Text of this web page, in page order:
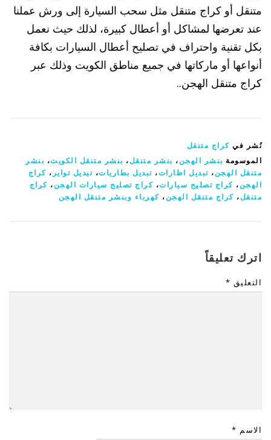
متنقل أو كراج متنقل مثل سحب السيارة إلى ورش عملنا
عند تعرضها لمشاكل أو أعطال كبيرة، لذلك حيث نعمل
بكل تقنية واحتراف في تصليح أعطال السيارات بكافة
أنواعها أو ماركاتها في جميع مناطق الكويت وذلك عبر
كراج متنقل الهجن..
نُشر في كراج متنقل
الموسومة بنشر الهجن، بنشر متنقل، بنشر متنقل الكويت، بنشر
متنقل الهجن، تبديل اطارات، تبديل بطاريات، تبديل تواير ، كراج
الهجن، كراج تصليح سيارات، كراج تصليح سيارات الهجن، كراج
متنقل، كراج متنقل الهجن، كهرباء وبنشر متنقل الهجن
اترك تعليقاً
التعليق *
الاسم *